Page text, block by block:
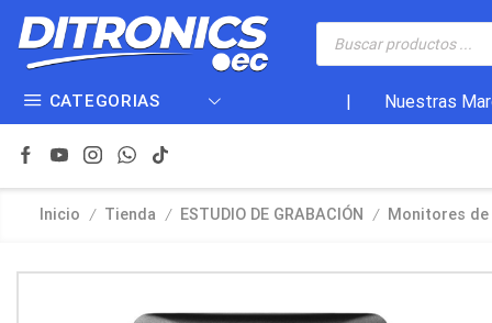
CATEGORIAS Nuestras
Inicio / Tienda / ESTUDIO DE GRABACIÓN / Monitores